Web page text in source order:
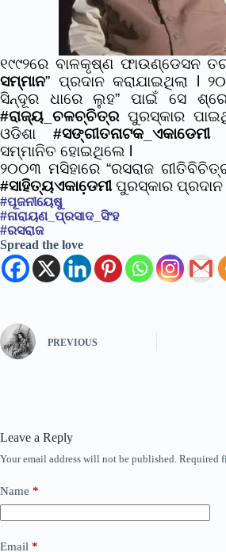
୧୯୯୨ରେ ବାଳକୃଷ୍ଣ ଫାଉଣ୍ଡେସନ
ସମ୍ମାନ” ପ୍ରଦାନ କରାଯାଇଥିଲା l
ସିନ୍ଦୂର ଧାରେ ଲୁହ” ପାଇଁ ସେ
#ରାଜ୍ୟ_ଚଳଚ୍ଚିତ୍ରପୁରସ୍କାର
ଓଡିଶା #ସଙ୍ଗୀତନାଟକ_ଏକାଡେମୀ
ସମ୍ମାନିତ ହୋଇଥିଲେ l
୨୦୦୩ ମସିହାରେ “ରସରାଜ
#ସାହିତ୍ୟଏକାଡେ଼ମୀପୁରସ୍କାର ପ୍ରଦାନ
#ପୂଜନୀୟେଷୁ
#ନାରାୟଣ_ପ୍ରସାଦ_ସିଂହ
#ରସରାଜ
Spread the love
PREVIOUS
Leave a Reply
Your email address will not be published. Required
Name *
Email *